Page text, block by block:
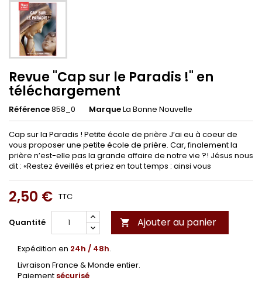
Revue "Cap sur le Paradis !" en
téléchargement
Référence858_0 MarqueLa Bonne Nouvelle
Cap sur la Paradis ! Petite école de prière J’ai eu à coeur de
vous proposer une petite école de prière. Car, finalement la
prière n’est-elle pas la grande affaire de notre vie ?! Jésus nous
dit : «Restez éveillés et priez en tout temps : ainsi vous
2,50 € TTC
Quantité  Ajouter au panier
Expédition en 24h / 48h.
Livraison France & Monde entier.
Paiement sécurisé